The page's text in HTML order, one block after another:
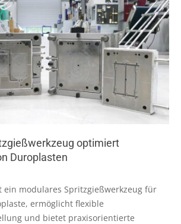
optimiert
Duroplasten
ein modulares Spritzgießwerkzeug für
ermöglicht flexible
und bietet praxisorientierte